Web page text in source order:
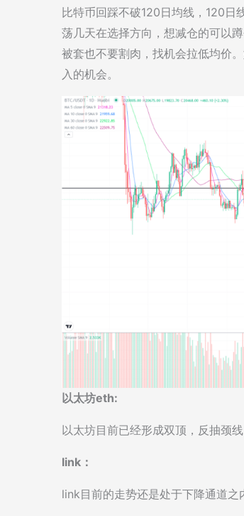
比特币回踩不破120日均线，120日
荡几天在选择方向，想减仓的可以
被套也不要割肉，找机会拉低均价
入的机会。
以太坊eth:
以太坊目前已经形成双顶，反抽颈
link：
link目前的走势还是处于下降通道之